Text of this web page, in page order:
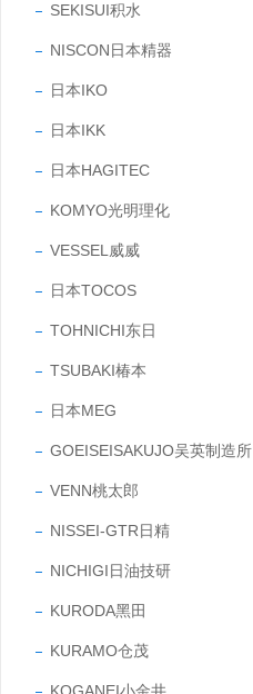
SEKISUI积水
NISCON日本精器
日本IKO
日本IKK
日本HAGITEC
KOMYO光明理化
VESSEL威威
日本TOCOS
TOHNICHI东日
TSUBAKI椿本
日本MEG
GOEISEISAKUJO吴英制造所
VENN桃太郎
NISSEI-GTR日精
NICHIGI日油技研
KURODA黑田
KURAMO仓茂